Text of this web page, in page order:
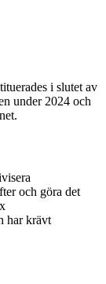
i slutet av
under 2024 och
och göra det
har krävt